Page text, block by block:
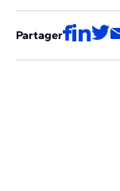
Partager